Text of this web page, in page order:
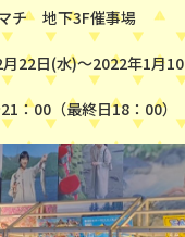
チ 地下3F催事場
22日(水)〜2022年1月
：00（最終日18：00）